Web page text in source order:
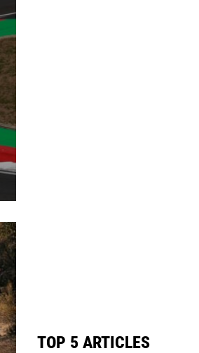
TOP 5 ARTICLES